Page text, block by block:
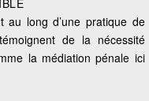
au long d’une pratique de
de la nécessité
la médiation pénale ici